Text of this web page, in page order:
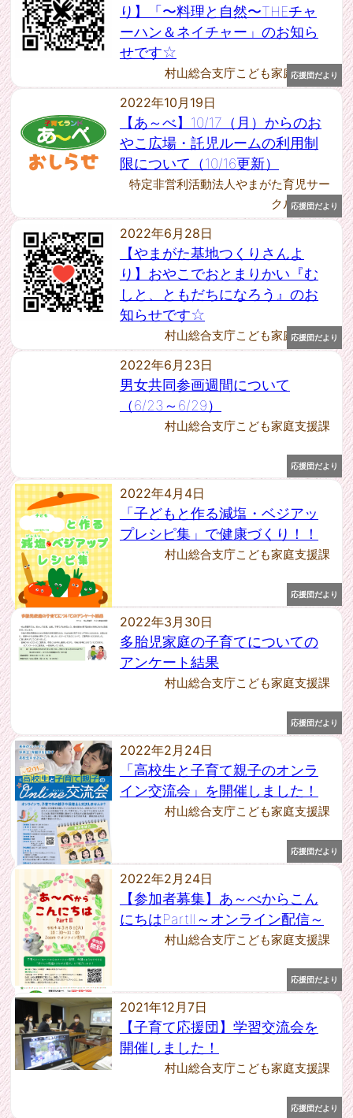
2023年12月 [1]
2023年11月 [1]
2023年10月 [1]
2023年3月 [1]
2023年1月 [2]
2022年11月 [3]
2022年10月 [2]
2022年2月 [2]
2021年12月 [1]
2021年11月 [1]
2021年10月 [3]
2021年9月 [1]
2021年7月 [2]
2020年12月 [6]
2020年11月 [3]
2020年9月 [3]
2020年8月 [2]
2020年7月 [6]
2020年6月 [2]
2020年5月 [8]
2020年4月 [4]
2020年3月 [2]
2020年2月 [6]
2019年11月 [1]
2018年2月 [1]
2017年11月 [1]
2017年10月 [1]
2017年1月 [1]
2016年12月 [1]
2015年3月 [4]
応援団だより
り】「〜料理と自然〜THEチャ
ーハン＆ネイチャー」のお知ら
せです☆
村山総合支庁こども家庭支援課
応援団だより
2022年10月19日
【あ～べ】10/17（月）からのお
やこ広場・託児ルームの利用制
限について（10/16更新）
特定非営利活動法人やまがた育児サー
クルランド
応援団だより
2022年6月28日
【やまがた基地つくりさんよ
り】おやこでおとまりかい『む
しと、ともだちになろう』のお
知らせです☆
村山総合支庁こども家庭支援課
応援団だより
2022年6月23日
男女共同参画週間について
（6/23～6/29）
村山総合支庁こども家庭支援課
応援団だより
2022年4月4日
「子どもと作る減塩・ベジアッ
プレシピ集」で健康づくり！！
村山総合支庁こども家庭支援課
応援団だより
2022年3月30日
多胎児家庭の子育てについての
アンケート結果
村山総合支庁こども家庭支援課
応援団だより
2022年2月24日
「高校生と子育て親子のオンラ
イン交流会」を開催しました！
村山総合支庁こども家庭支援課
応援団だより
2022年2月24日
【参加者募集】あ～べからこん
にちはPartⅡ～オンライン配信～
村山総合支庁こども家庭支援課
応援団だより
2021年12月7日
【子育て応援団】学習交流会を
開催しました！
村山総合支庁こども家庭支援課